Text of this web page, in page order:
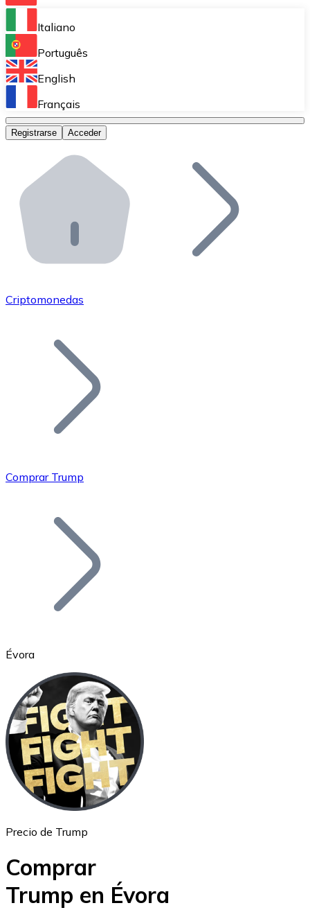
Bitnovo Ramp
Integra nuestra solución en tu plataforma.
Bitnovo Giftcards
Bitnovo OTC
Bitnovo ATM
Integra un ATM Bitnovo en tu negocio y permite que
Bitnovo API
Integra nuestra API en tu ecosistema.
Únete a nuestra red de distribuidores.
Añade tu proyecto a nuestro ecosistema.
Bitcoin
Ethereum
ETH
Italiano
Português
English
Français
Registrarse Acceder
Criptomonedas
Comprar Trump
Évora
Precio de Trump
Comprar
Trump en Évora